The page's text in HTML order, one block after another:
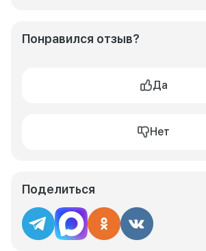
Понравился отзыв?
Да
Нет
Поделиться